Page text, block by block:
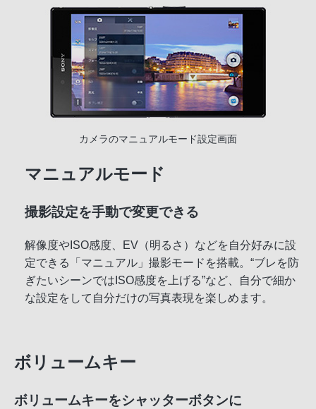
カメラのマニュアルモード設定画面
マニュアルモード
撮影設定を手動で変更できる
解像度やISO感度、EV（明るさ）などを自分好みに設
定できる「マニュアル」撮影モードを搭載。“ブレを防
ぎたいシーンではISO感度を上げる”など、自分で細か
な設定をして自分だけの写真表現を楽しめます。
ボリュームキー
ボリュームキーをシャッターボタンに